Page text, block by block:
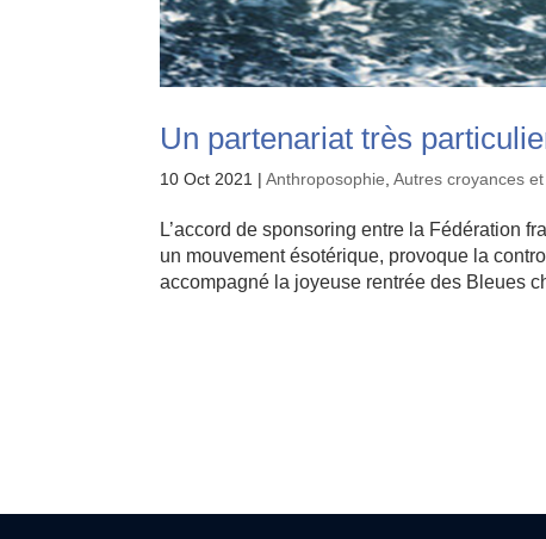
Un partenariat très
10 Oct 2021 |Anthroposophie ,Autres croyances
L’accord de sponsoring entre la Fédération
un mouvement ésotérique, provoque la
accompagné la joyeuse rentrée des Bleues